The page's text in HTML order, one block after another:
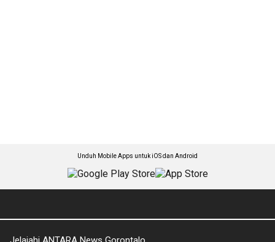
Unduh Mobile Apps untuk iOS dan Android